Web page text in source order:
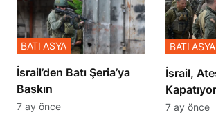
​​​​​​​İsrail’den Batı Şeria’ya
Baskın
BATI ASYA
7 ay önce
İsrail,
Kapatıyor
BATI ASYA
7 ay önce